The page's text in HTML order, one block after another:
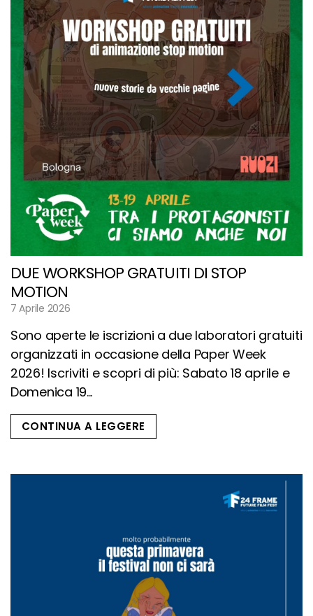
DUE WORKSHOP GRATUITI DI STOP
MOTION
7 Aprile 2026
Sono aperte le iscrizioni a due laboratori gratuiti
organizzati in occasione della Paper Week
2026! Iscriviti e scopri di più: Sabato 18 aprile e
Domenica 19...
CONTINUA A LEGGERE